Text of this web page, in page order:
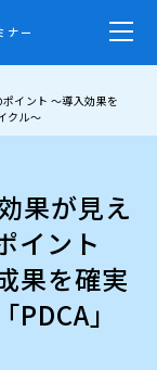
ナー
イント 〜導入効果を
クル〜
果が見え
イント
果を確実
」